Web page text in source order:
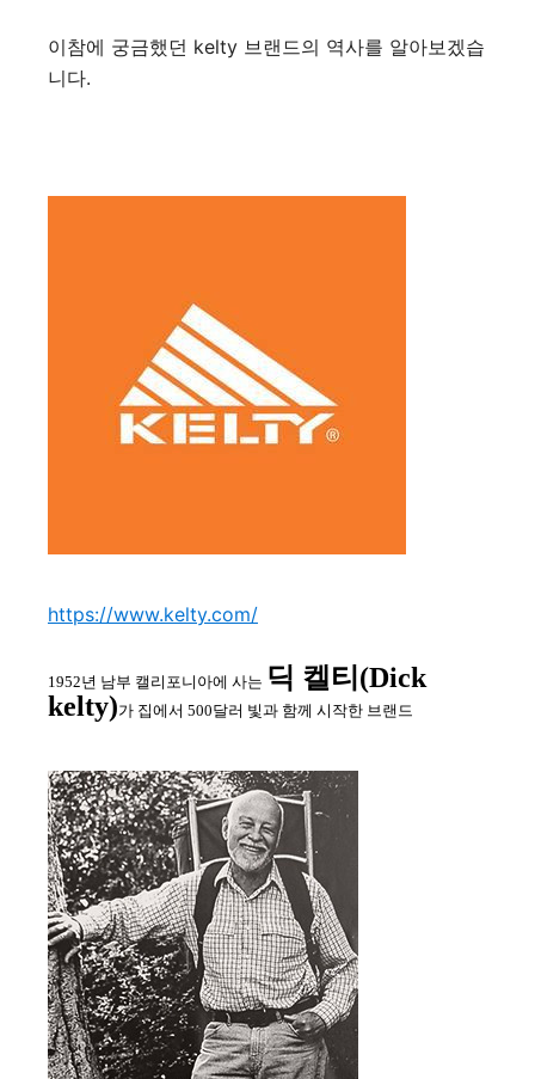
이참에 궁금했던 kelty 브랜드의 역사를 알아보겠습
니다.
https://www.kelty.com/
1952년 남부 캘리포니아에 사는 딕 켈티(Dick
kelty)가 집에서 500달러 빛과 함께 시작한 브랜드